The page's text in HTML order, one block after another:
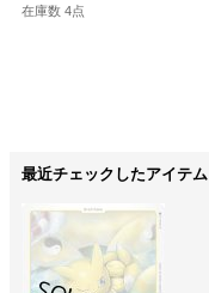
在庫数 4点
最近チェックしたアイテム